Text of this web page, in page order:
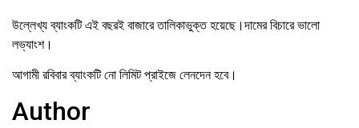
উল্লেখ্য ব্যাংকটি এই বছরই বাজারে তালিকাভুক্ত হয়েছে।দামের বিচারে ভালো
লভ্যাংশ।
আগামী রবিবার ব্যাংকটি নো লিমিট প্রাইজে লেনদেন হবে।
Author